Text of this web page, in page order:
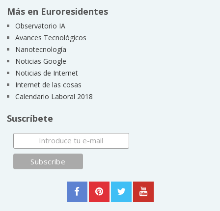
Más en Euroresidentes
Observatorio IA
Avances Tecnológicos
Nanotecnología
Noticias Google
Noticias de Internet
Internet de las cosas
Calendario Laboral 2018
Suscríbete